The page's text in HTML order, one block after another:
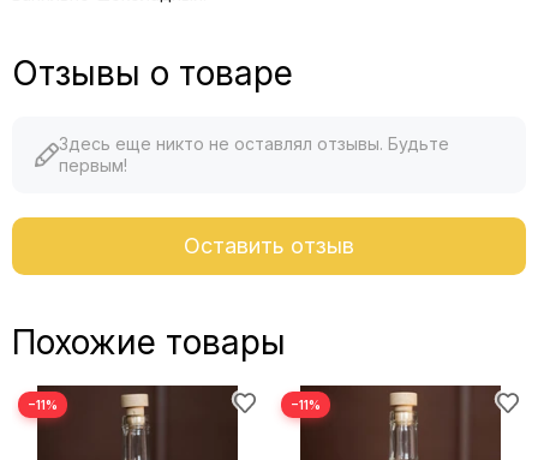
Отзывы о товаре
Здесь еще никто не оставлял отзывы. Будьте
первым!
Оставить отзыв
Похожие товары
−11% −11%